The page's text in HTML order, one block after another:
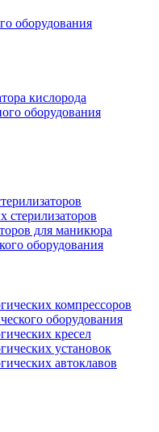
оборудования
кислорода
оборудования
стерилизаторов
для маникюра
оборудования
компрессоров
оборудования
кресел
установок
автоклавов